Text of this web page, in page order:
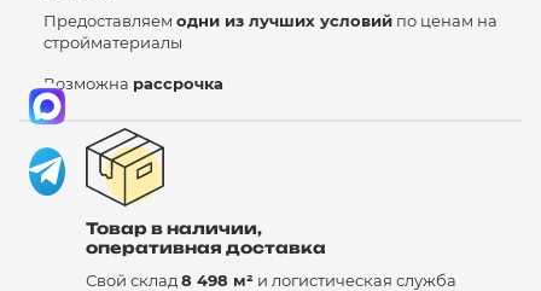
Предоставляем одни из лучших условий по ценам на
стройматериалы
Возможна рассрочка
Товар в наличии,
оперативная доставка
Свой склад 8 498 м² и логистическая служба